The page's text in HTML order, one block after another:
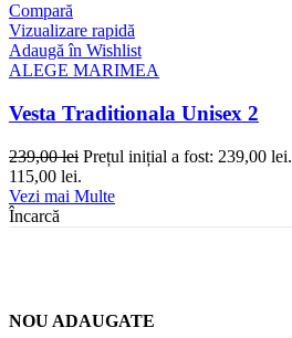
Compară
Vizualizare rapidă
Adaugă în Wishlist
ALEGE MARIMEA
Vesta Traditionala Unisex 2
239,00lei Prețul inițial a fost: 239,00 lei.
115,00 lei.
Vezi mai Multe
Încarcă
NOU ADAUGATE